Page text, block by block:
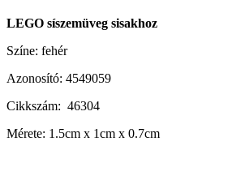
LEGO síszemüveg sisakhoz
Színe: fehér
Azonosító: 4549059
Cikkszám: 46304
Mérete: 1.5cm x 1cm x 0.7cm